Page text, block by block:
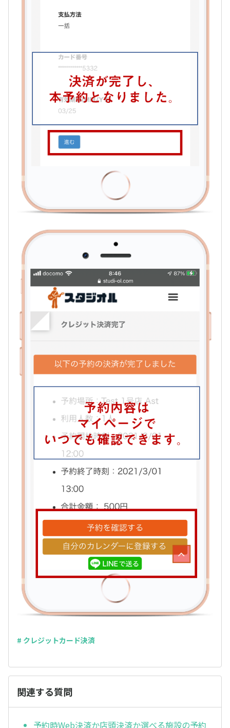
# クレジットカード決済
関連する質問
予約時Web決済か店頭決済か選べる施設の予約